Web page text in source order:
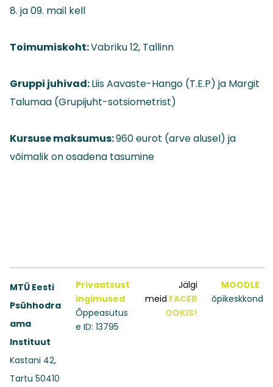
8. ja 09. mail kell
Toimumiskoht:Vabriku 12, Tallinn
Gruppi juhivad:Liis Aavaste-Hango (T.E.P) ja Margit
Talumaa (Grupijuht-sotsiometrist)
Kursuse maksumus:960 eurot (arve alusel) ja
võimalik on osadena tasumine
MTÜ Eesti
Psühhodra
ama
Instituut
Kastani 42,
Tartu 50410
Privaatsust
ingimused
Õppeasutus
e ID: 13795
Jälgi
meid FACEB
OOKIS!
MOODLE
õpikeskkond